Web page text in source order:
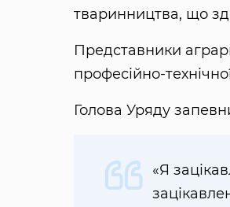
тваринництва, що
Представники
професійно-
Голова Уряду
«Я